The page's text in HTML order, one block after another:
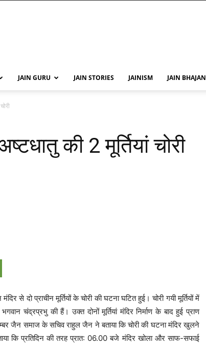
JAIN GURU JAIN STORIES JAINISM JAIN BHAJAN
की 2 मूर्तियां चोरी
से दो प्राचीन मूर्तियों के चोरी की घटना घटित हुई। चोरी गयी मूर्तियों में
चंद्रप्रभु की हैं। उक्त दोनों मूर्तियां मंदिर निर्माण के बाद हुई प्राण
जैन समाज के सचिव राहुल जैन ने बताया कि चोरी की घटना मंदिर खुलने
कि प्रतिदिन की तरह प्रात: 06.00 बजे मंदिर खोला और साफ-सफाई